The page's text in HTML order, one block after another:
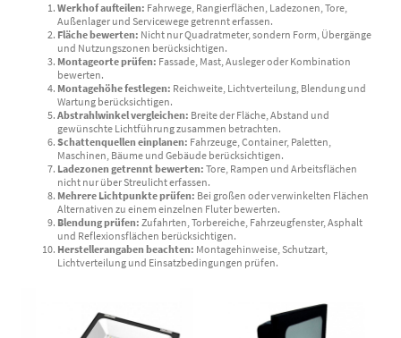
Werkhof aufteilen: Fahrwege, Rangierflächen, Ladezonen, Tore,
Außenlager und Servicewege getrennt erfassen.
Fläche bewerten: Nicht nur Quadratmeter, sondern Form, Übergänge
und Nutzungszonen berücksichtigen.
Montageorte prüfen: Fassade, Mast, Ausleger oder Kombination
bewerten.
Montagehöhe festlegen: Reichweite, Lichtverteilung, Blendung und
Wartung berücksichtigen.
Abstrahlwinkel vergleichen: Breite der Fläche, Abstand und
gewünschte Lichtführung zusammen betrachten.
Schattenquellen einplanen: Fahrzeuge, Container, Paletten,
Maschinen, Bäume und Gebäude berücksichtigen.
Ladezonen getrennt bewerten: Tore, Rampen und Arbeitsflächen
nicht nur über Streulicht erfassen.
Mehrere Lichtpunkte prüfen: Bei großen oder verwinkelten Flächen
Alternativen zu einem einzelnen Fluter bewerten.
Blendung prüfen: Zufahrten, Torbereiche, Fahrzeugfenster, Asphalt
und Reflexionsflächen berücksichtigen.
Herstellerangaben beachten: Montagehinweise, Schutzart,
Lichtverteilung und Einsatzbedingungen prüfen.